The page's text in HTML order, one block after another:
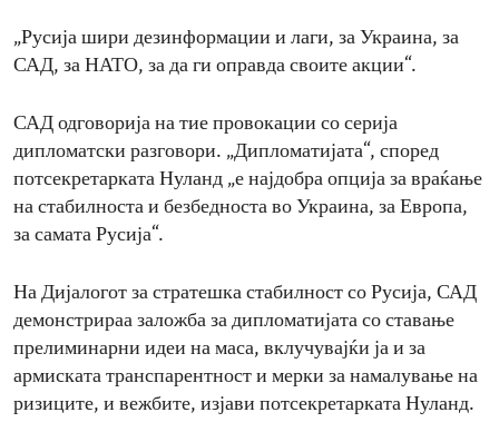
„Русија шири дезинформации и лаги, за Украина, за
САД, за НАТО, за да ги оправда своите акции“.
САД одговорија на тие провокации со серија
дипломатски разговори. „Дипломатијата“, според
потсекретарката Нуланд „е најдобра опција за враќање
на стабилноста и безбедноста во Украина, за Европа,
за самата Русија“.
На Дијалогот за стратешка стабилност со Русија, САД
демонстрираа заложба за дипломатијата со ставање
прелиминарни идеи на маса, вклучувајќи ја и за
армиската транспарентност и мерки за намалување на
ризиците, и вежбите, изјави потсекретарката Нуланд.